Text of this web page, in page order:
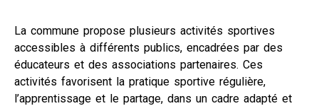
La commune propose plusieurs activités sportives
accessibles à différents publics, encadrées par des
éducateurs et des associations partenaires. Ces
activités favorisent la pratique sportive régulière,
l’apprentissage et le partage, dans un cadre adapté et